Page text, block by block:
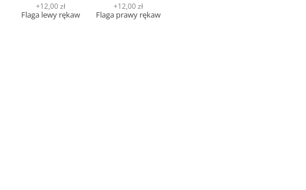
Flaga lewy rękaw
+12,00 zł
Flaga prawy rękaw
+12,00 zł